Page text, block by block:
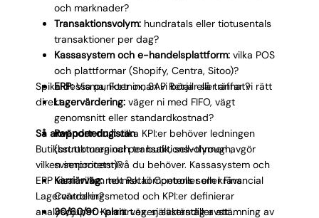
och marknader?
Transaktionsvolym:hundratals eller tiotusentals
transaktioner per dag?
Kassasystem och e-handelsplattform:vilka POS
och plattformar (Shopify, Centra, Sitoo)?
ERP:Visma, Fortnox, SAP Retail eller annat?
Lagervärdering:väger ni med FIFO, vägt
genomsnitt eller standardkostnad?
Rapportering:vilka KPI:er behöver ledningen
(bruttomarginal per butik, sell-through,
svinnprocent)?
Karriärväg:mot Retail Controller eller Financial
Controller?
30/60/90-plan:t.ex. självständig avstämning av
Spika dessa punkter innan vi börjar så träffar vi rätt
direkt.
Så använder du listan
Butiksstrukturen och transaktionsvolymen avgör
vilken senioritetsnivå du behöver. Kassasystem och
ERP visar vilken teknisk kompetens som krävs.
Lagervärderingsmetod och KPI:er definierar
analysdjupet. Karriärvägen säkerställer att